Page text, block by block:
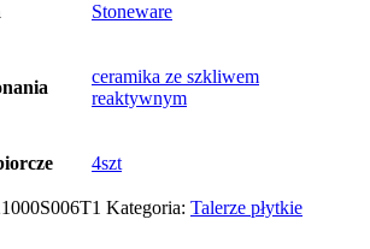
Stoneware
ceramika ze szkliwem
reaktywnym
4szt
Kategoria: Talerze płytkie